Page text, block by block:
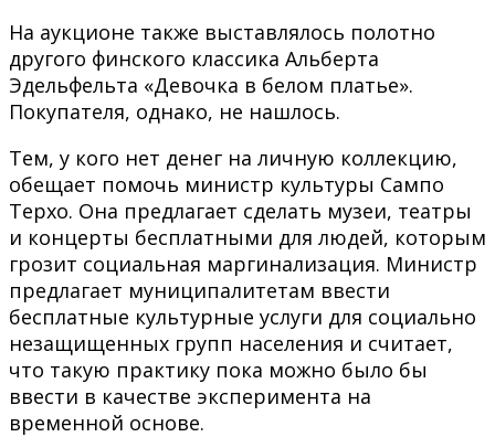
На аукционе также выставлялось полотно
другого финского классика Альберта
Эдельфельта «Девочка в белом платье».
Покупателя, однако, не нашлось.
Тем, у кого нет денег на личную коллекцию,
обещает помочь министр культуры Сампо
Терхо. Она предлагает сделать музеи, театры
и концерты бесплатными для людей, которым
грозит социальная маргинализация. Министр
предлагает муниципалитетам ввести
бесплатные культурные услуги для социально
незащищенных групп населения и считает,
что такую практику пока можно было бы
ввести в качестве эксперимента на
временной основе.